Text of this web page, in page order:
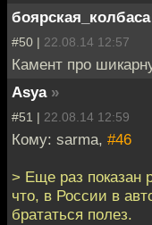
боярская_колбаса
#50 | 22.08.14 12:57
Камент про
Asya »
#51 | 22.08.14 12:59
Кому: sarma, #46
> Еще раз показан
что, в России в
брататься полез.